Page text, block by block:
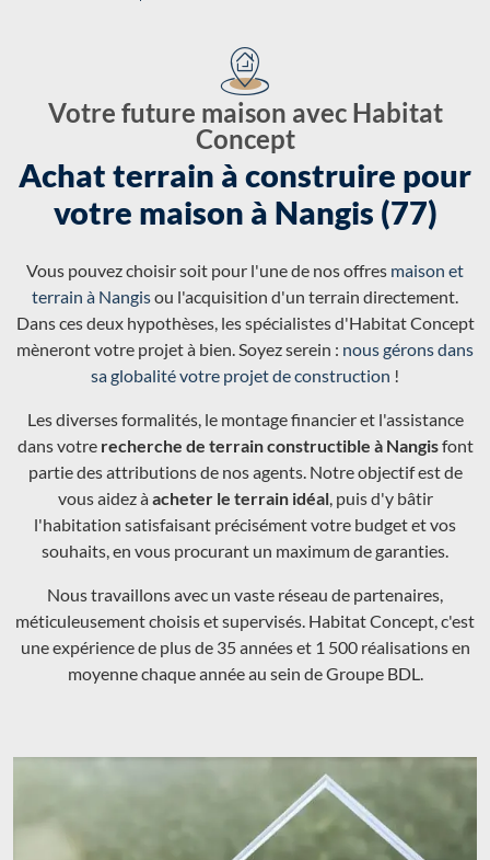
Votre future maison avec Habitat
Concept
Achat terrain à construire pour
votre maison à Nangis (77)
Vous pouvez choisir soit pour l'une de nos offres maison et
terrain à Nangisou l'acquisition d'un terrain directement.
Dans ces deux hypothèses, les spécialistes d'Habitat Concept
mèneront votre projet à bien. Soyez serein : nous gérons dans
sa globalité votre projet de construction !
Les diverses formalités, le montage financier et l'assistance
dans votre recherche de terrain constructible à Nangisfont
partie des attributions de nos agents. Notre objectif est de
vous aidez àacheter le terrain idéal, puis d'y bâtir
l'habitation satisfaisant précisément votre budget et vos
souhaits, en vous procurant un maximum de garanties.
Nous travaillons avec un vaste réseau de partenaires,
méticuleusement choisis et supervisés. Habitat Concept, c'est
une expérience de plus de 35 années et 1 500 réalisations en
moyenne chaque année au sein de Groupe BDL.